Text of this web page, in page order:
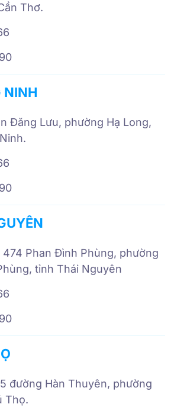
Thơ.
NINH
Đăng Lưu, phường Hạ Long,
Phan Đình Phùng, phường
tỉnh Thái Nguyên
đường Hàn Thuyên, phường
Thọ.